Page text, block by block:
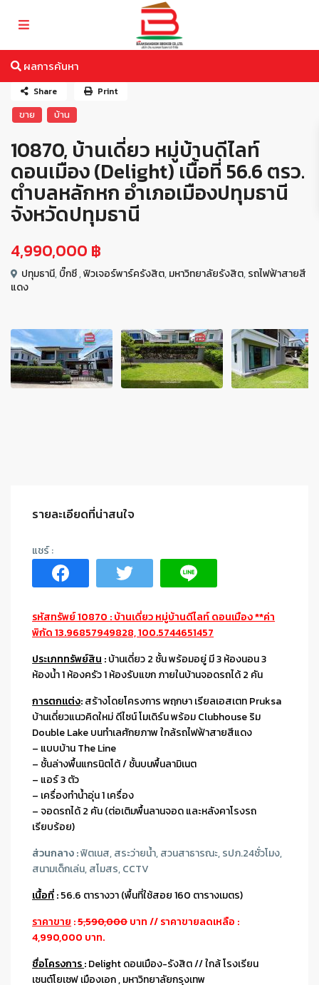
ผลการค้นหา
ขาย บ้าน
10870, บ้านเดี่ยว หมู่บ้านดีไลท์
ดอนเมือง (Delight) เนื้อที่ 56.6 ตรว.
ตำบลหลักหก อำเภอเมืองปทุมธานี
จังหวัดปทุมธานี
4,990,000 ฿
ปทุมธานี,บิ๊กซี,ฟิวเจอร์พาร์ครังสิต,มหาวิทยาลัยรังสิต,รถไฟฟ้าสายสี
แดง
Share Print
รายละเอียดที่น่าสนใจ
รหัสทรัพย์ 10870 : บ้านเดี่ยว หมู่บ้านดีไลท์ ดอนเมือง **ค่า
พิกัด 13.96857949828, 100.5744651457
ประเภททรัพย์สิน :บ้านเดี่ยว 2 ชั้น พร้อมอยู่ มี 3 ห้องนอน 3
ห้องน้ำ 1 ห้องครัว 1 ห้องรับแขก ภายในบ้านจอดรถได้ 2 คัน
การตกแต่ง:สร้างโดยโครงการ พฤกษา เรียลเอสเตท Pruksa
บ้านเดี่ยวแนวคิดใหม่ ดีไซน์ โมเดิร์น พร้อม Clubhouse ริม
Double Lake บนทำเลศักยภาพ ใกล้รถไฟฟ้าสายสีแดง
– แบบบ้าน The Line
– ชั้นล่างพื้นแกรนิตโต้ / ชั้นบนพื้นลามิเนต
– แอร์ 3 ตัว
– เครื่องทำน้ำอุ่น 1 เครื่อง
– จอดรถได้ 2 คัน (ต่อเติมพื้นลานจอด และหลังคาโรงรถ
เรียบร้อย)
ส่วนกลาง :ฟิตเนส, สระว่ายน้ำ, สวนสาธารณะ, รปภ.24ชั่วโมง,
สนามเด็กเล่น, สโมสร, CCTV
เนื้อที่:56.6 ตารางวา (พื้นที่ใช้สอย 160 ตารางเมตร)
ราคาขาย :5,590,000บาท // ราคาขายลดเหลือ :
4,990,000 บาท.
ชื่อโครงการ:Delight ดอนเมือง-รังสิต // ใกล้ โรงเรียน
เซนต์โยเซฟ เมืองเอก , มหาวิทยาลัยกรุงเทพ